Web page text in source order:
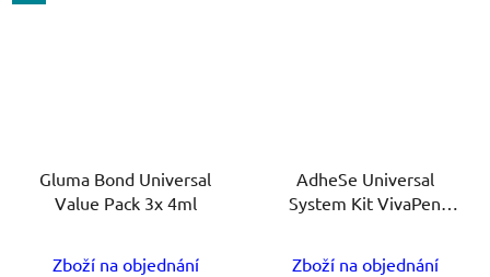
Gluma Bond Universal
Value Pack 3x 4ml
Zboží na objednání
AdheSe Universal
System Kit VivaPen
Zboží na objednání